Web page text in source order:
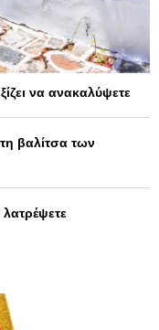
να ανακαλύψετε
βαλίτσα των